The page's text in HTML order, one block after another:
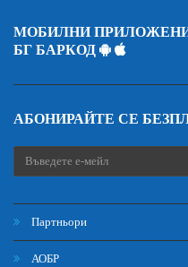
МОБИЛНИ
БГ БАРКОД
АБОНИРАЙТЕ СЕ
Партньори
АОБР